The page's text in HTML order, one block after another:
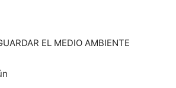
EL MEDIO AMBIENTE